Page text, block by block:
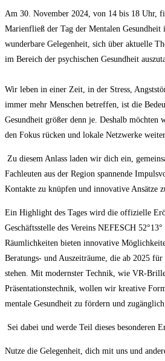
Am 30. November 2024, von 14 bis 18 Uhr,
Marienfließ der Tag der Mentalen
wunderbare Gelegenheit, sich über aktuelle
im Bereich der psychischen Gesundheit
Wir leben in einer Zeit, in der Stress,
immer mehr Menschen betreffen, ist die
Gesundheit größer denn je. Deshalb möchten
den Fokus rücken und lokale Netzwerke
Zu diesem Anlass laden wir dich ein,
Fachleuten aus der Region spannende
Kontakte zu knüpfen und innovative Ansätze
Ein Highlight des Tages wird die offizielle
Geschäftsstelle des Vereins NEFESCH
Räumlichkeiten bieten innovative
Beratungs- und Auszeiträume, die ab 2025
stehen. Mit modernster Technik, wie VR-
Präsentationstechnik, wollen wir kreative
mentale Gesundheit zu fördern und
Sei dabei und werde Teil dieses besonderen
Nutze die Gelegenheit, dich mit uns und